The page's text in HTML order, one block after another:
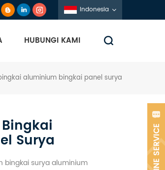
Indonesia
HUBUNGI KAMI
aluminium bingkai panel surya
Surya
bingkai surya aluminium